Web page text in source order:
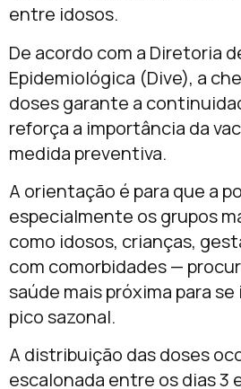
entre idosos.
De acordo com a Diretoria
Epidemiológica (Dive), a
doses garante a
reforça a importância da
medida preventiva.
A orientação é para que a
especialmente os grupos
como idosos, crianças,
com comorbidades —
saúde mais próxima para
pico sazonal.
A distribuição das doses
escalonada entre os dias 3